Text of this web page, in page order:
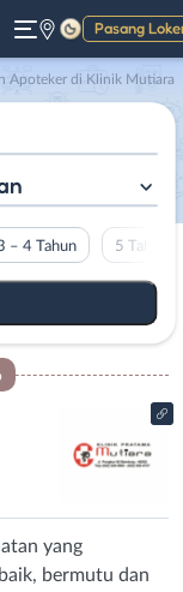
Pasang
Gelap
Apoteker di Klinik Mutiara
– 4 Tahun 5 Tahun
yang
bermutu dan